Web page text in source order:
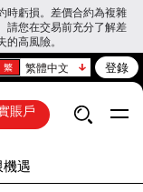
時虧損。差價合約為複雜
請您在交易前充分了解差
高風險。
繁體中文 登錄
賬戶
遇